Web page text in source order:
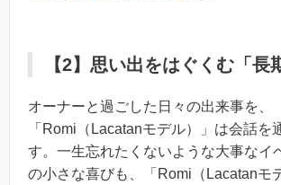
【2】思い出をはぐくむ「長
オーナーと過ごした日々の出来事を、
「Romi（Lacatanモデル）」は会話を
す。一生忘れたくないような大事なイ
の小さな喜びも、「Romi（Lacatanモ